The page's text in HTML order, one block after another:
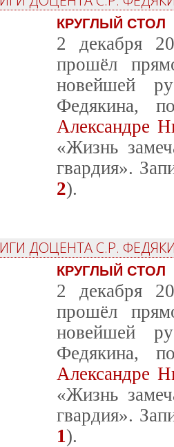
КРУГЛЫЙ СТОЛ
2 декабря
прошёл
новейшей
Федякина,
Александре
«Жизнь
гвардия».
2).
ДОЦЕНТА С.Р.
КРУГЛЫЙ СТОЛ
2 декабря
прошёл
новейшей
Федякина,
Александре
«Жизнь
гвардия».
1).